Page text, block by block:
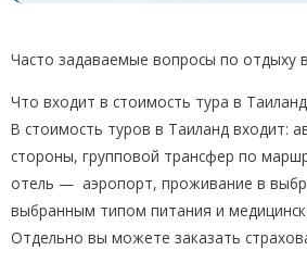
Часто задаваемые вопросы по отдыху
Что входит в стоимость тура в
В стоимость туров в Таиланд входит:
стороны, групповой трансфер по
отель — аэропорт, проживание в
выбранным типом питания и
Отдельно вы можете заказать